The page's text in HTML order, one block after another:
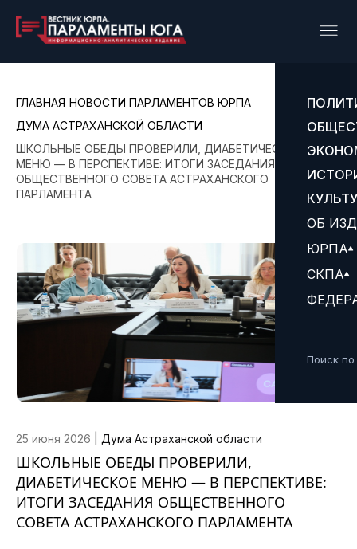
ОБ
ЮРПА
СКПА
ГЛАВНАЯ НОВОСТИ ПАРЛАМЕНТОВ ЮРПА
ДУМА АСТРАХАНСКОЙ ОБЛАСТИ
ШКОЛЬНЫЕ ОБЕДЫ ПРОВЕРИЛИ, ДИАБЕТИЧЕСКОЕ
МЕНЮ — В ПЕРСПЕКТИВЕ: ИТОГИ ЗАСЕДАНИЯ
ОБЩЕСТВЕННОГО СОВЕТА АСТРАХАНСКОГО
ПАРЛАМЕНТА
25 июня 2026 Дума Астраханской области
ШКОЛЬНЫЕ ОБЕДЫ ПРОВЕРИЛИ,
ДИАБЕТИЧЕСКОЕ МЕНЮ — В ПЕРСПЕКТИВЕ:
ИТОГИ ЗАСЕДАНИЯ ОБЩЕСТВЕННОГО
СОВЕТА АСТРАХАНСКОГО ПАРЛАМЕНТА